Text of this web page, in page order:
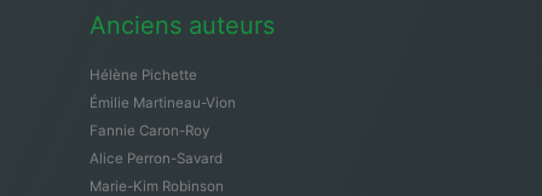
Anciens auteurs
Hélène Pichette
Émilie Martineau-Vion
Fannie Caron-Roy
Alice Perron-Savard
Marie-Kim Robinson